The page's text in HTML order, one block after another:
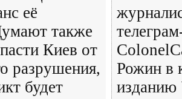
её
также
Киев от
разрушения,
будет
Рожин в
изданию